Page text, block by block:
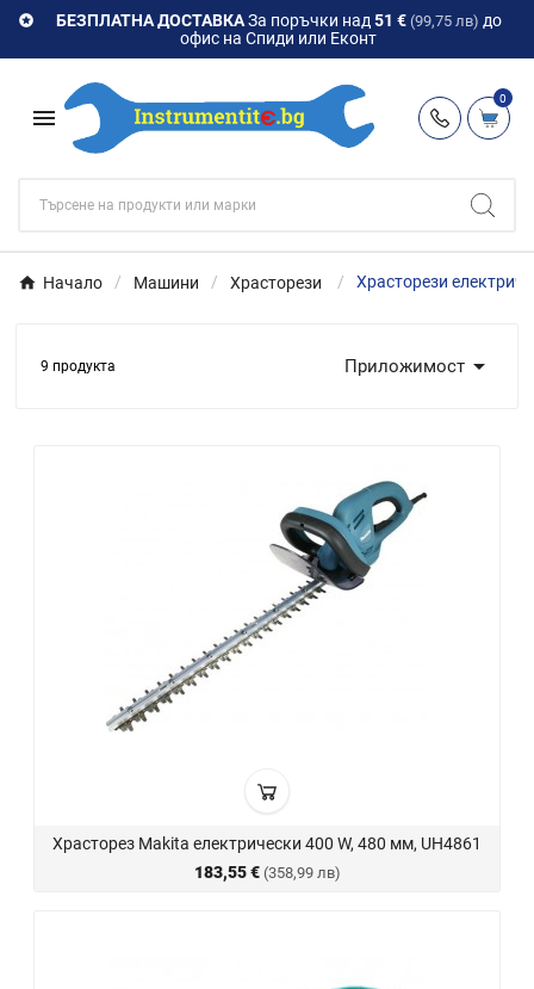
 БЕЗПЛАТНА ДОСТАВКАЗа поръчки над 51 € (99,75 лв) до
офис на Спиди или Еконт

0
Начало Машини Храсторези Храсторези
9 продукта Приложимост 
Храсторез Makita електрически 400 W, 480 мм, UH4861
183,55 € (358,99 лв)